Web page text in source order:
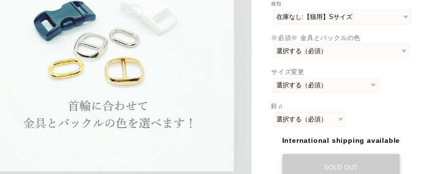
種類
※必須※ 金具とバックルの色
サイズ変更
鈴♫
International shipping available
SOLD OUT